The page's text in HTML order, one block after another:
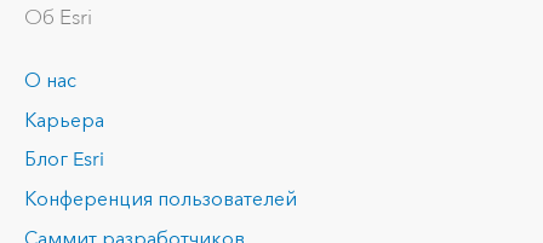
Об Esri
О нас
Карьера
Блог Esri
Конференция пользователей
Саммит разработчиков